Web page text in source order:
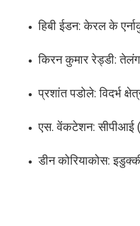
हिबी ईडन: केरल के
किरन कुमार रेड्डी:
प्रशांत पडोले: विदर्भ
एस. वेंकटेशन: सीपीआई
डीन कोरियाकोस: